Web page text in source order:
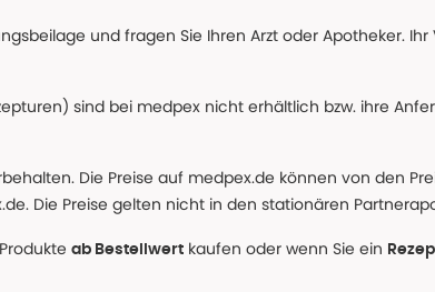
und fragen Sie Ihren Arzt oder Apotheker.
sind bei medpex nicht erhältlich bzw. ihre
Die Preise auf medpex.de können von den
Die Preise gelten nicht in den stationären
ab Bestellwert kaufen oder wenn Sie ein